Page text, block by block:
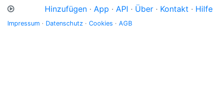
Hinzufügen · App · API · Über · Kontakt · Hilfe
Impressum · Datenschutz · Cookies · AGB